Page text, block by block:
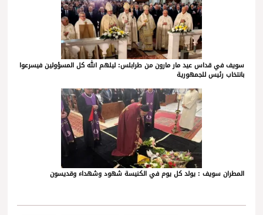
سويف في قداس عيد مار مارون من طرابلس: ليلهم الله كل المسؤولين فيسرعوا
بانتخاب رئيس للجمهورية
المطران سويف : يولد كل يوم في الكنيسة شهود وشهداء وقديسون